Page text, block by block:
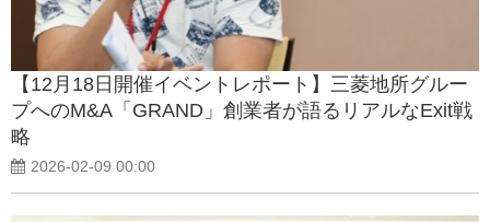
【12月18日開催イベントレポート】三菱地所グルー
プへのM&A「GRAND」創業者が語るリアルなExit戦
略
2026-02-09 00:00